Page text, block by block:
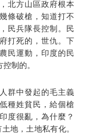
北方山區政府根本
條破槍，知道打不
民兵隊長控制。民
打死的，世仇。下
民運動，印度的民
制的。
群中發起的毛主義
種姓貧民，給個槍
度很亂，為什麼？
地，土地私有化。